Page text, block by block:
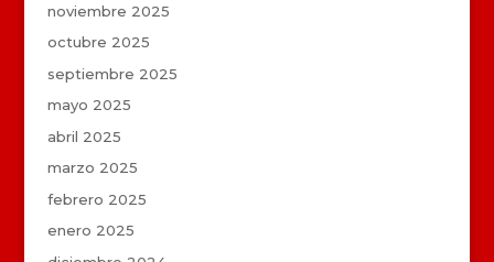
noviembre 2025
octubre 2025
septiembre 2025
mayo 2025
abril 2025
marzo 2025
febrero 2025
enero 2025